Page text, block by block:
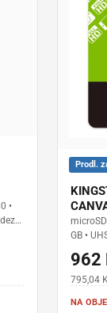
•
jas
Prodl.
GB •
HD
vhodná
balení
962
795,04
NA